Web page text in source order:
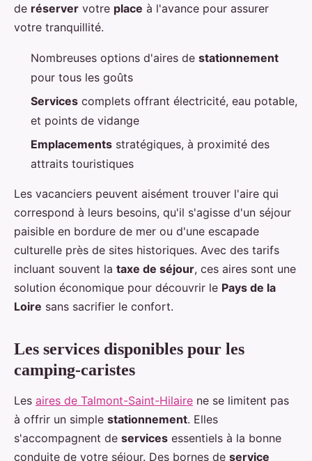
de réserver votre place à l'avance pour assurer
votre tranquillité.
Nombreuses options d'aires de stationnement
pour tous les goûts
Services complets offrant électricité, eau potable,
et points de vidange
Emplacements stratégiques, à proximité des
attraits touristiques
Les vacanciers peuvent aisément trouver l'aire qui
correspond à leurs besoins, qu'il s'agisse d'un séjour
paisible en bordure de mer ou d'une escapade
culturelle près de sites historiques. Avec des tarifs
incluant souvent la taxe de séjour, ces aires sont une
solution économique pour découvrir le Pays de la
Loire sans sacrifier le confort.
Les services disponibles pour les
camping-caristes
Les aires de Talmont-Saint-Hilaire ne se limitent pas
à offrir un simple stationnement. Elles
s'accompagnent de services essentiels à la bonne
conduite de votre séjour. Des bornes de service